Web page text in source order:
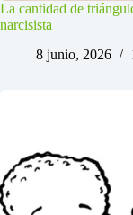
La cantidad de
narcisista
8 junio, 2026